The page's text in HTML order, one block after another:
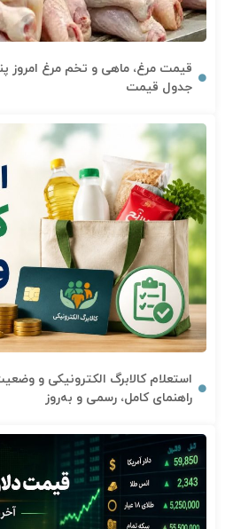
جدول قیمت
راهنمای کامل، رسمی و به‌روز